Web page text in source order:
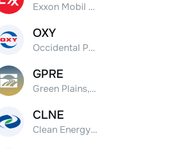
Exxon Mobil Corporation
OXY
Occidental Petroleum Corporation
GPRE
Green Plains, Inc.
CLNE
Clean Energy Fuels Corp.